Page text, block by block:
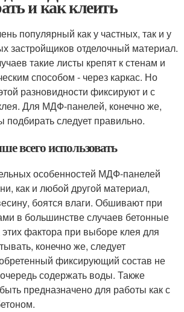
и как клеить
популярный как у частных, так и у
застройщиков отделочный материал.
такие листы крепят к стенам и
способом - через каркас. Но
разновидности фиксируют и с
Для МДФ-панелей, конечно же,
подбирать следует правильно.
всего использовать
особенностей МДФ-панелей
как и любой другой материал,
боятся влаги. Обшивают при
в большинстве случаев бетонные
фактора при выборе клея для
конечно же, следует
фиксирующий состав не
содержать воды. Также
предназначено для работы как с